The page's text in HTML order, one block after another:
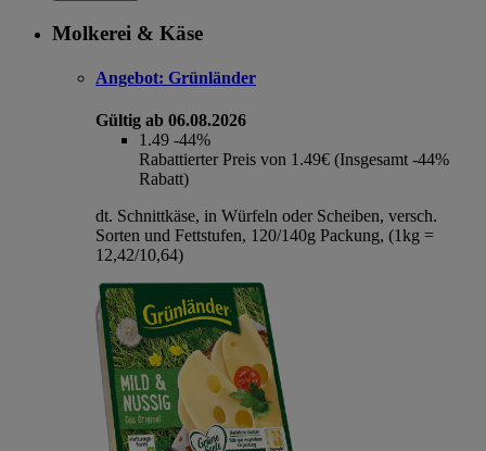
Molkerei & Käse
Angebot: Grünländer
Gültig ab 06.08.2026
1.49 -44%
Rabattierter Preis von 1.49€ (Insgesamt -44%
Rabatt)
dt. Schnittkäse, in Würfeln oder Scheiben, versch.
Sorten und Fettstufen, 120/140g Packung, (1kg =
12,42/10,64)